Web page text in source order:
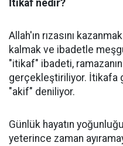
İtikaf nedir?
Allah'ın rızasını
kalmak ve ibadetle
"itikaf" ibadeti,
gerçekleştiriliyor. İtikafa
"akif" deniliyor.
Günlük hayatın
yeterince zaman